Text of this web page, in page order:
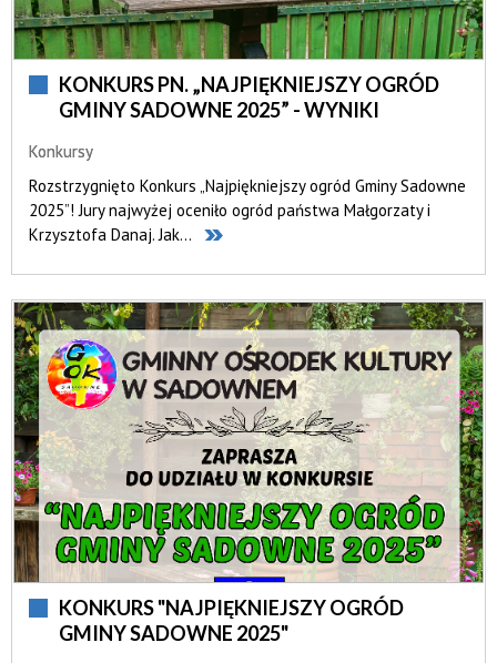
KONKURS PN. „NAJPIĘKNIEJSZY OGRÓD
GMINY SADOWNE 2025” - WYNIKI
Konkursy
Rozstrzygnięto Konkurs „Najpiękniejszy ogród Gminy Sadowne
2025”! Jury najwyżej oceniło ogród państwa Małgorzaty i
Krzysztofa Danaj. Jak...
KONKURS "NAJPIĘKNIEJSZY OGRÓD
GMINY SADOWNE 2025"